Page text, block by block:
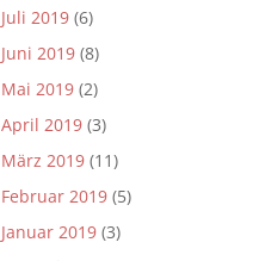
Juli 2019 (6)
Juni 2019 (8)
Mai 2019 (2)
April 2019 (3)
März 2019 (11)
Februar 2019 (5)
Januar 2019 (3)